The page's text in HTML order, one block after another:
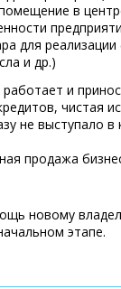
в
для
и др.)
работает и
чистая
не выступало в
продажа
новому
этапе.